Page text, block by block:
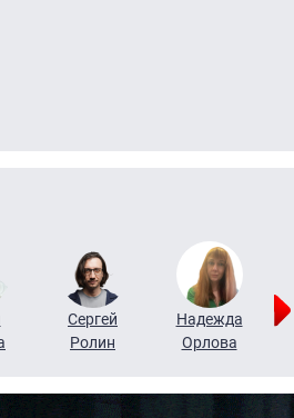
Сергей
Ролин
Надежда
Орлова